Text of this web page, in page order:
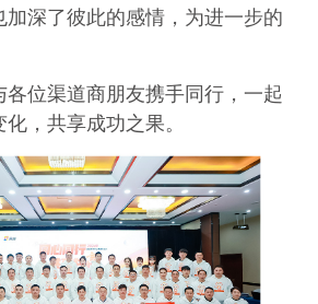
加深了彼此的感情，为进一步的
位渠道商朋友携手同行，一起
，共享成功之果。